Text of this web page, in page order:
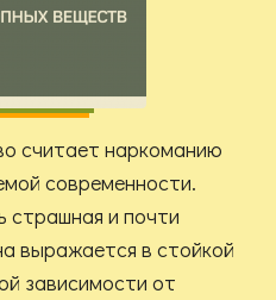
считает наркоманию
современности.
страшная и почти
выражается в стойкой
зависимости от